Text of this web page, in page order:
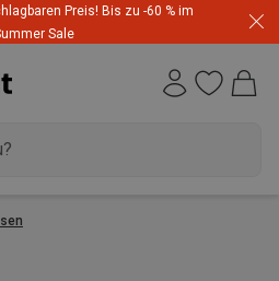
Preis! Bis zu -60 % im
Sale